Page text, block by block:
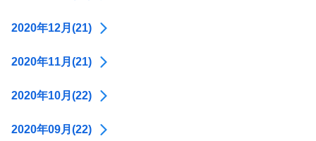
2020年12月(21)
2020年11月(21)
2020年10月(22)
2020年09月(22)